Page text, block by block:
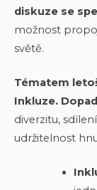
diskuze se
možnost
světě.
Tématem
Inkluze.
diverzitu,
udržitelnost